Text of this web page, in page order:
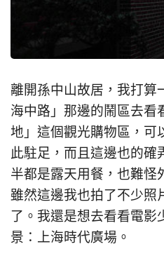
離開孫中山故居，我打算
海中路」那邊的鬧區去看
地」這個觀光購物區，可
此駐足，而且這邊也的確
半都是露天用餐，也難怪
雖然這邊我也拍了不少照
了。我還是想去看看電影
景：上海時代廣場。